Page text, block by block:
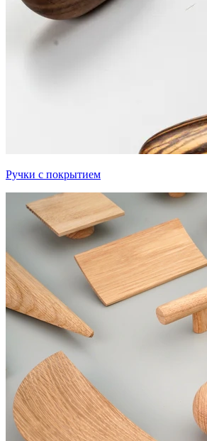
Ручки с покрытием